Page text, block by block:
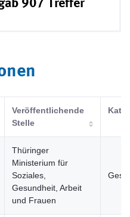
907 Treffer
Veröffentlichende
Stelle
Thüringer
Ministerium für
Soziales,
Gesundheit, Arbeit
und Frauen